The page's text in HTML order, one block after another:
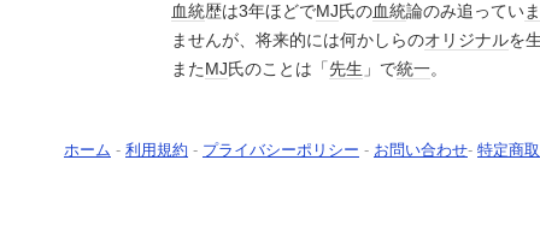
血統歴は3年ほどでMJ氏の血統論のみ追ってい
ませんが、将来的には何かしらのオリジナルを
またMJ氏のことは「先生 」で統一。
ホーム - 利用規約 - プライバシーポリシー - お問い合わせ- 特定商